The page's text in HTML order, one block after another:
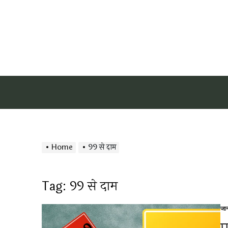
Home 99 से दाम
Tag: 99 से दाम